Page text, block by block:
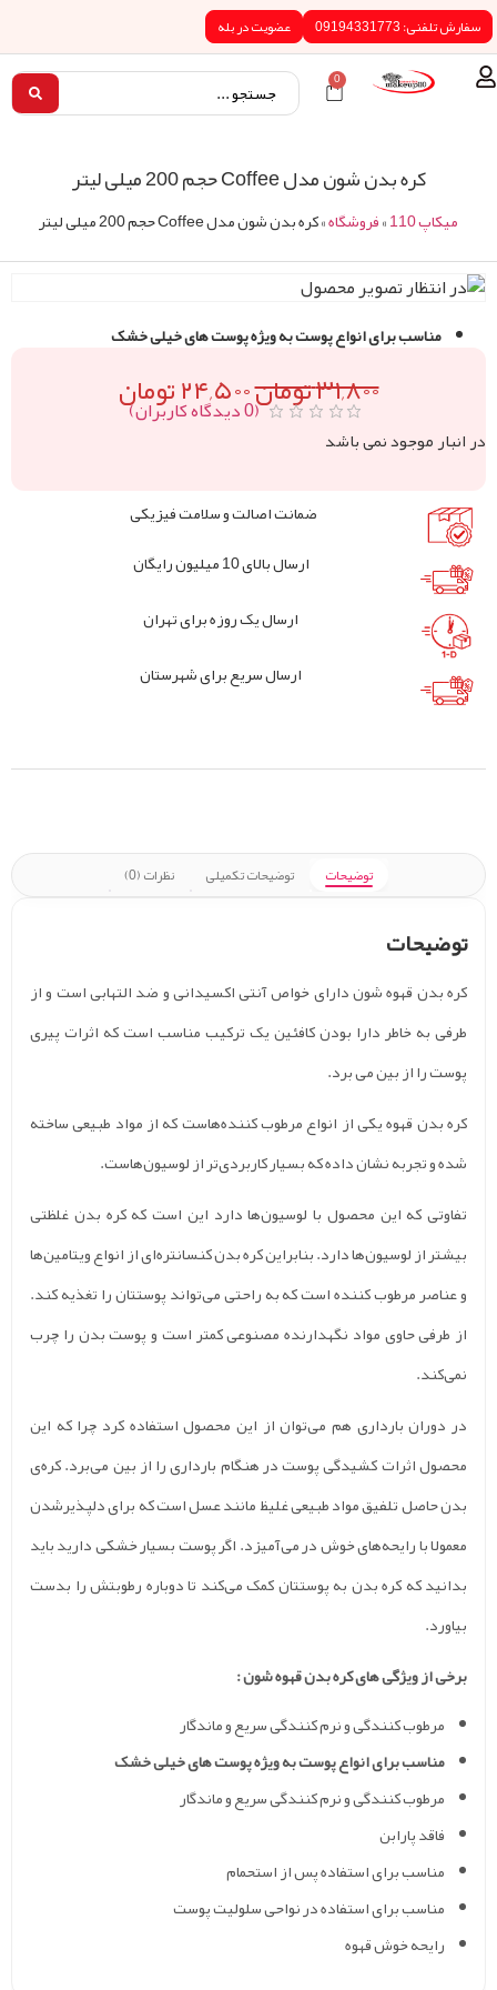
عضویت در بله
0
کره بدن شون مدل Coffee حجم 200 میلی لیتر
»فروشگاه»کره بدن شون مدل Coffee حجم 200 میلی لیتر
برای انواع پوست به ویژه پوست ­های خیلی خشک
تومان۲۴,۵۰۰تومان (
0دیدگاه کاربران)
نمی باشد
ضمانت اصالت و سلامت فیزیکی
ارسال یک روزه برای تهران
ارسال سریع برای شهرستان
توضیحات تکمیلی نظرات (0)
قهوه شون دارای خواص آنتی اکسیدانی و ضد التهابی است و از
خاطر دارا بودن کافئین یک ترکیب مناسب است که اثرات پیری
از بین می برد.
قهوه یکی از انواع مرطوب کننده‌هاست که از مواد طبیعی ساخته
نشان داده که بسیار کاربردی‌تر از لوسیون‌هاست.
که این محصول با لوسیون‌ها دارد این است که کره بدن غلظتی
لوسیون‌ها دارد. بنابراین کره بدن کنسانتره‌ای از انواع ویتامین‌ها
مرطوب کننده است که به راحتی می‌تواند پوستتان را تغذیه کند.
حاوی مواد نگهدارنده مصنوعی کمتر است و پوست بدن را چرب
بارداری هم می‌توان از این محصول استفاده کرد چرا که این
کشیدگی پوست در هنگام بارداری را از بین می‌برد. کره‌ی
تلفیق مواد طبیعی غلیظ مانند عسل است که برای دلپذیر‌شدن
با رایحه‌های خوش در می‌آمیزد. اگر پوست بسیار خشکی دارید باید
که کره‌ بدن به پوستتان کمک می‌کند تا دوباره رطوبتش را بدست
ویژگی های کره بدن قهوه شون :
کنندگی و نرم ­کنندگی سریع و ماندگار
برای انواع پوست به ویژه پوست ­های خیلی خشک
کنندگی و نرم کنندگی سریع و ماندگار
برای استفاده­ پس از استحمام
برای استفاده در نواحی سلولیت پوست
خوش قهوه